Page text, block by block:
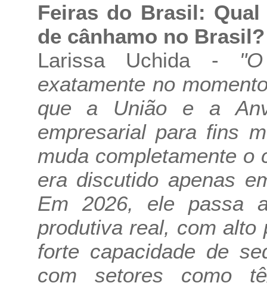
Feiras do Brasil:
de cânhamo no Brasil?
Larissa Uchida -
exatamente no
que a União e a
empresarial para fins
muda completamente o
era discutido apenas
Em 2026, ele passa
produtiva real, com alto
forte capacidade de
com setores como